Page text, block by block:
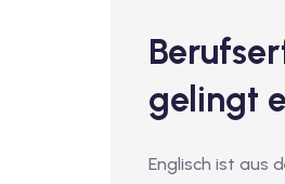
gelingt
Englisch ist aus